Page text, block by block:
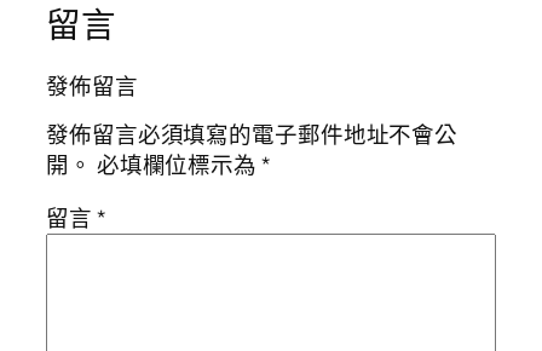
留言
發佈留言
發佈留言必須填寫的電子郵件地址不會公
開。 必填欄位標示為*
留言*